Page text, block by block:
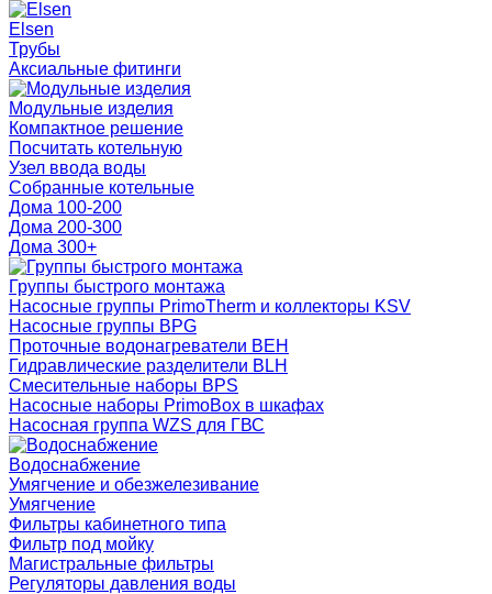
Elsen
Трубы
Аксиальные фитинги
Модульные изделия
Компактное решение
Посчитать котельную
Узел ввода воды
Собранные котельные
Дома 100-200
Дома 200-300
Дома 300+
Группы быстрого монтажа
Насосные группы PrimoTherm и коллекторы KSV
Насосные группы BPG
Проточные водонагреватели BEH
Гидравлические разделители BLH
Смесительные наборы BPS
Насосные наборы PrimoBox в шкафах
Насосная группа WZS для ГВС
Водоснабжение
Умягчение и обезжелезивание
Умягчение
Фильтры кабинетного типа
Фильтр под мойку
Магистральные фильтры
Регуляторы давления воды